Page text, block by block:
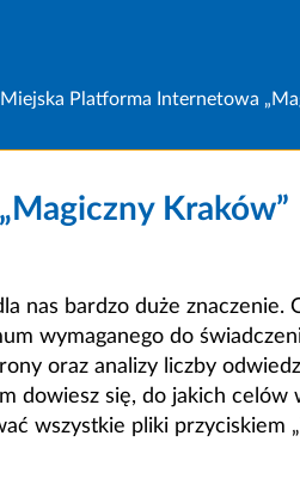
Miejska Platforma Internetowa
Kraków”
nas bardzo duże znaczenie.
wymaganego do
oraz analizy liczby
dowiesz się, do jakich
wszystkie pliki przyciskiem